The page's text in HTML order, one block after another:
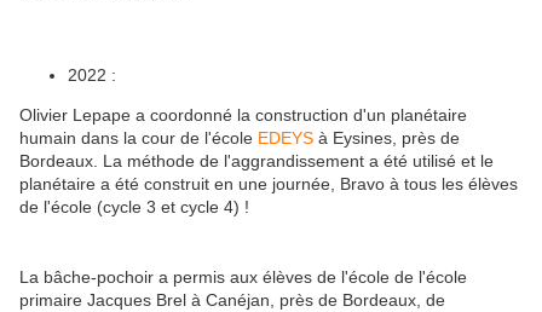
2022 :
Olivier Lepape a coordonné la construction d'un planétaire
humain dans la cour de l'école EDEYS à Eysines, près de
Bordeaux. La méthode de l'aggrandissement a été utilisé et le
planétaire a été construit en une journée, Bravo à tous les élèves
de l'école (cycle 3 et cycle 4) !
La bâche-pochoir a permis aux élèves de l'école de l'école
primaire Jacques Brel à Canéjan, près de Bordeaux, de